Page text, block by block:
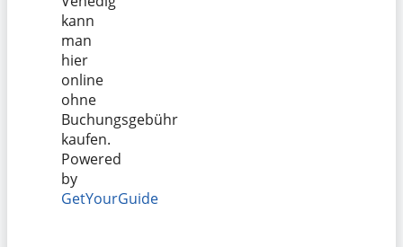
kann
man
hier
online
ohne
Buchungsgebühr
kaufen.
Powered
by
GetYourGuide